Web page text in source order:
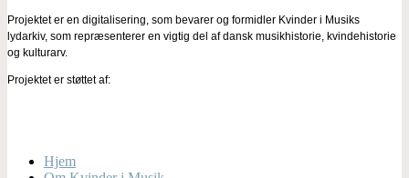
Projektet er en digitalisering, som bevarer og formidler Kvinder i Musiks
lydarkiv, som repræsenterer en vigtig del af dansk musikhistorie, kvindehistorie
og kulturarv.
Projektet er støttet af:
Hjem